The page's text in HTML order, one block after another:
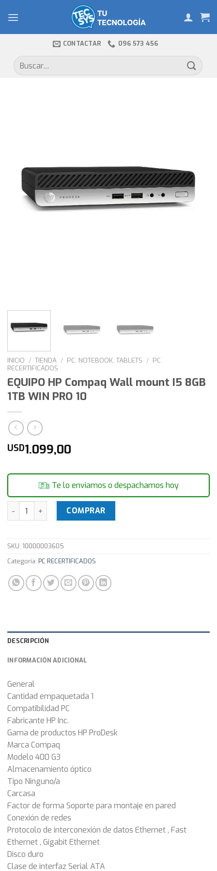
CONTACTAR 096 573 456
Buscar
por:
INICIO / TIENDA / PC, NOTEBOOK, TABLETS / PC
RECERTIFICADOS
EQUIPO HP Compaq Wall mount I5 8GB
1TB WIN PRO 10
USD1.099,00
Te lo enviamos o despachamos hoy
EQUIPO HP Compaq Wall mount I5 8GB 1TB WIN PRO 10
COMPRAR
SKU: 10000003605
Categoría: PC RECERTIFICADOS
DESCRIPCIÓN
INFORMACIÓN ADICIONAL
General
Cantidad empaquetada 1
Compatibilidad PC
Fabricante HP Inc.
Gama de productos HP ProDesk
Marca Compaq
Modelo 400 G3
Almacenamiento óptico
Tipo Ninguno/a
Carcasa
Factor de forma Soporte para montaje en pared
Conexión de redes
Protocolo de interconexión de datos Ethernet , Fast
Ethernet , Gigabit Ethernet
Disco duro
Clase de interfaz Serial ATA